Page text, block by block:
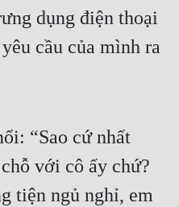
dụng điện thoại
cầu của mình ra
“Sao cứ nhất
với cô ấy chứ?
tiện ngủ nghỉ, em